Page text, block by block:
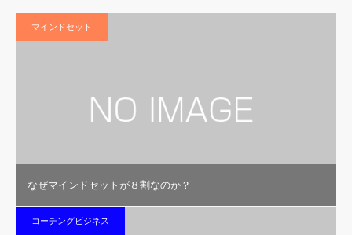
マインドセット
なぜマインドセットが８割なのか？
コーチングビジネス